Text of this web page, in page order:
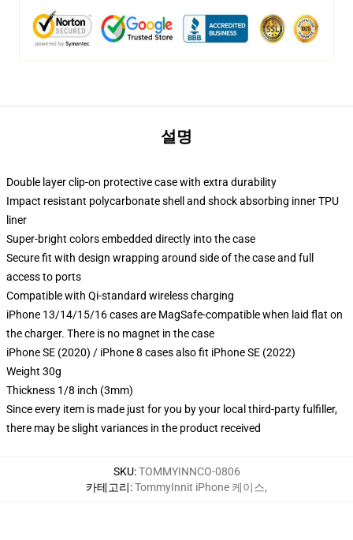
설명
Double layer clip-on protective case with extra durability
Impact resistant polycarbonate shell and shock absorbing inner TPU
liner
Super-bright colors embedded directly into the case
Secure fit with design wrapping around side of the case and full
access to ports
Compatible with Qi-standard wireless charging
iPhone 13/14/15/16 cases are MagSafe-compatible when laid flat on
the charger. There is no magnet in the case
iPhone SE (2020) / iPhone 8 cases also fit iPhone SE (2022)
Weight 30g
Thickness 1/8 inch (3mm)
Since every item is made just for you by your local third-party fulfiller,
there may be slight variances in the product received
SKU:TOMMYINNCO-0806
카테고리:TommyInnit iPhone 케이스,